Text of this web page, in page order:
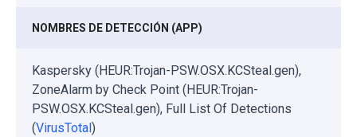
NOMBRES DE DETECCIÓN (APP)
Kaspersky (HEUR:Trojan-PSW.OSX.KCSteal.gen),
ZoneAlarm by Check Point (HEUR:Trojan-
PSW.OSX.KCSteal.gen), Full List Of Detections
(VirusTotal )